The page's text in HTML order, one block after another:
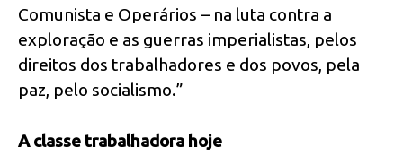
Comunista e Operários – na luta contra a
exploração e as guerras imperialistas, pelos
direitos dos trabalhadores e dos povos, pela
paz, pelo socialismo.”
A classe trabalhadora hoje